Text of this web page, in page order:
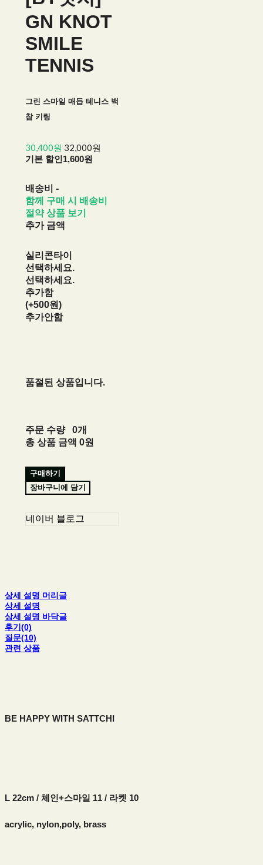
GN KNOT
SMILE
TENNIS
그린 스마일 매듭 테니스 백
참 키링
30,400원 32,000원
기본 할인1,600원
배송비 -
함께 구매 시 배송비
절약 상품 보기
추가 금액
실리콘타이
선택하세요.
선택하세요.
추가함
(+500원)
추가안함
품절된 상품입니다.
주문 수량
0개
총 상품 금액 0원
구매하기
장바구니에 담기
네이버 블로그
상세 설명 머리글
상세 설명
상세 설명 바닥글
후기(0)
질문(10)
관련 상품
BE HAPPY WITH SATTCHI
L 22cm / 체인+스마일 11 / 라켓 10
acrylic, nylon,poly, brass